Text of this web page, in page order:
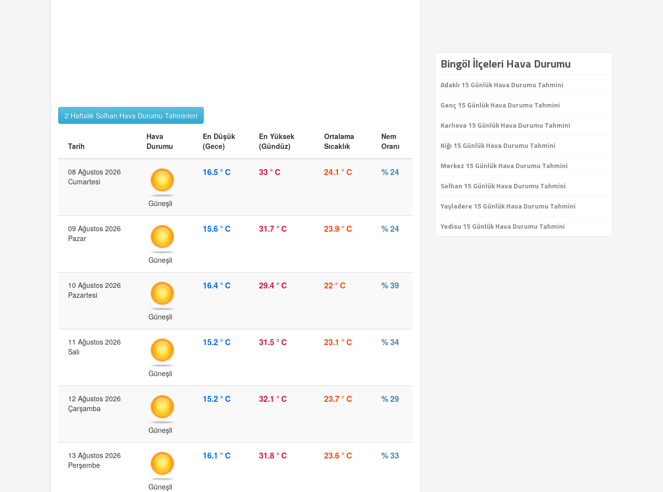
2 Haftalık Solhan Hava Durumu Tahminleri
Tarih
Hava
Durumu
En Düşük
(Gece)
En Yüksek
(Gündüz)
Ortalama
Sıcaklık
Nem
Oranı
08 Ağustos 2026
Cumartesi
Güneşli
16.5 ° C 33 ° C 24.1 ° C % 24
09 Ağustos 2026
Pazar
Güneşli
15.6 ° C 31.7 ° C 23.9 ° C % 24
10 Ağustos 2026
Pazartesi
Güneşli
16.4 ° C 29.4 ° C 22 ° C % 39
11 Ağustos 2026
Salı
Güneşli
15.2 ° C 31.5 ° C 23.1 ° C % 34
12 Ağustos 2026
Çarşamba
Güneşli
15.2 ° C 32.1 ° C 23.7 ° C % 29
13 Ağustos 2026
Perşembe
Güneşli
16.1 ° C 31.8 ° C 23.6 ° C % 33
Bingöl İlçeleri Hava Durumu
Adaklı 15 Günlük Hava Durumu Tahmini
Genç 15 Günlük Hava Durumu Tahmini
Karlıova 15 Günlük Hava Durumu Tahmini
Kiğı 15 Günlük Hava Durumu Tahmini
Merkez 15 Günlük Hava Durumu Tahmini
Solhan 15 Günlük Hava Durumu Tahmini
Yayladere 15 Günlük Hava Durumu Tahmini
Yedisu 15 Günlük Hava Durumu Tahmini